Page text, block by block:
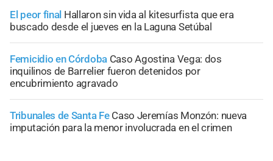
El peor final Hallaron sin vida al kitesurfista que era
buscado desde el jueves en la Laguna Setúbal
Femicidio en Córdoba Caso Agostina Vega: dos
inquilinos de Barrelier fueron detenidos por
encubrimiento agravado
Tribunales de Santa Fe Caso Jeremías Monzón: nueva
imputación para la menor involucrada en el crimen